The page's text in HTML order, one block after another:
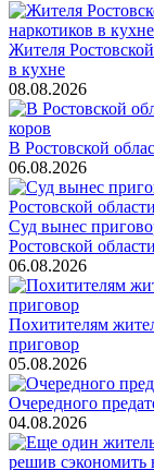
Жителя
в кухне
08.08.2026
В Ростовской
06.08.2026
Суд вынес
Ростовской области
06.08.2026
Похитителям
приговор
05.08.2026
Очередного
04.08.2026